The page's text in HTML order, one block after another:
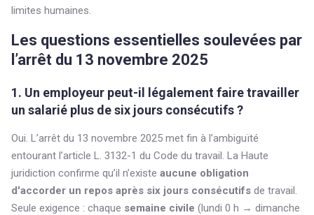
limites humaines.
Les questions essentielles soulevées par
l’arrêt du 13 novembre 2025
1. Un employeur peut-il légalement faire travailler
un salarié plus de six jours consécutifs ?
Oui. L’arrêt du 13 novembre 2025 met fin à l’ambiguïté
entourant l’article L. 3132-1 du Code du travail. La Haute
juridiction confirme qu’il n’existe aucune obligation
d'accorder un repos après six jours consécutifs de travail.
Seule exigence : chaque semaine civile (lundi 0 h → dimanche